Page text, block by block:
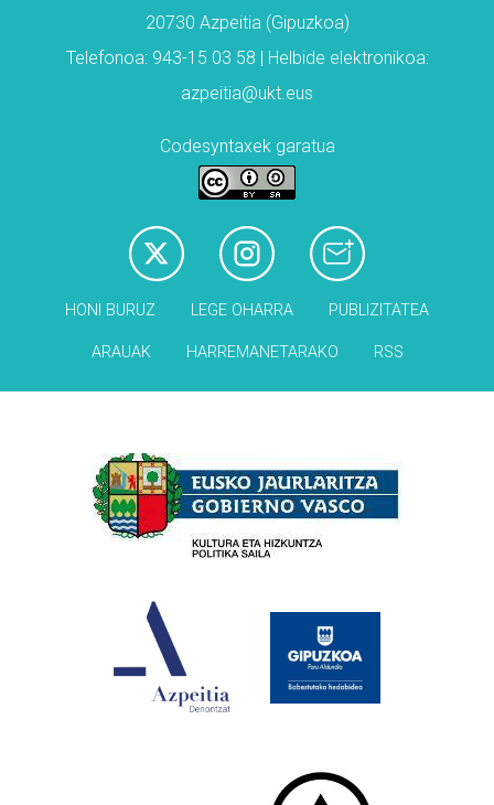
20730 Azpeitia (Gipuzkoa)
Telefonoa: 943-15 03 58 | Helbide elektronikoa:
azpeitia@ukt.eus
Codesyntaxek garatua
HONI BURUZ LEGE OHARRA PUBLIZITATEA
ARAUAK HARREMANETARAKO RSS